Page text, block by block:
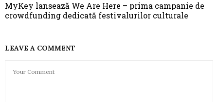
MyKey lansează We Are Here – prima campanie de
crowdfunding dedicată festivalurilor culturale
LEAVE A COMMENT